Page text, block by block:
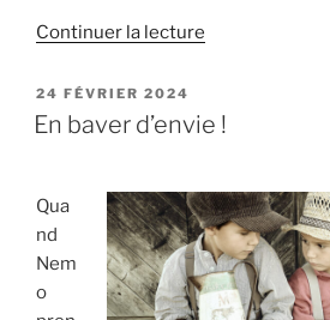
Continuer la lecture
dans
Joey »
PUBLIÉ
LE
24 FÉVRIER 2024
En baver d’envie !
Qua
nd
Nem
o